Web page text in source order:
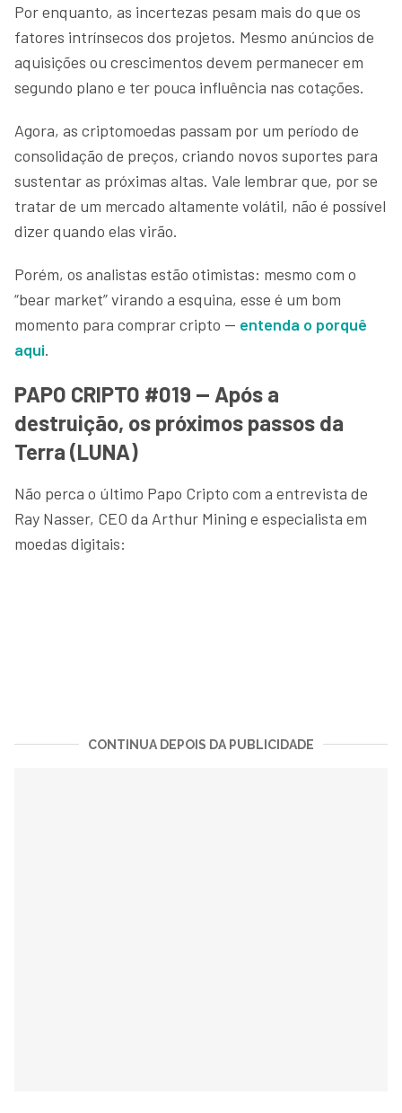
Por enquanto, as incertezas pesam mais do que os
fatores intrínsecos dos projetos. Mesmo anúncios de
aquisições ou crescimentos devem permanecer em
segundo plano e ter pouca influência nas cotações.
Agora, as criptomoedas passam por um período de
consolidação de preços, criando novos suportes para
sustentar as próximas altas. Vale lembrar que, por se
tratar de um mercado altamente volátil, não é possível
dizer quando elas virão.
Porém, os analistas estão otimistas: mesmo com o
“bear market” virando a esquina, esse é um bom
momento para comprar cripto — entenda o porquê
aqui.
PAPO CRIPTO #019 — Após a
destruição, os próximos passos da
Terra (LUNA)
Não perca o último Papo Cripto com a entrevista de
Ray Nasser, CEO da Arthur Mining e especialista em
moedas digitais:
CONTINUA DEPOIS DA PUBLICIDADE